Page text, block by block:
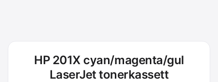
HP 201X cyan/magenta/gul
LaserJet tonerkassett